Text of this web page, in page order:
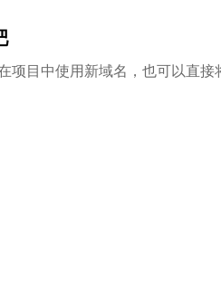
项目中使用新域名，也可以直接